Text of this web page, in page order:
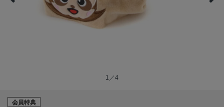
1／4
会員特典